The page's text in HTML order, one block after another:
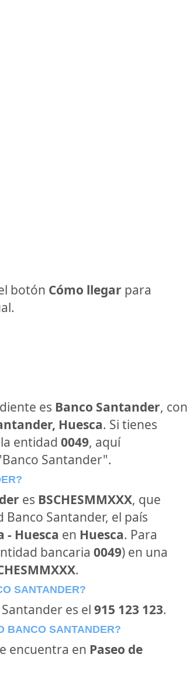
botón Cómo llegar para
es Banco Santander, con
Huesca. Si tienes
entidad 0049, aquí
Santander".
es BSCHESMMXXX, que
Santander, el país
- Huesca en Huesca. Para
bancaria 0049) en una
.
SANTANDER?
es el 915 123 123.
BANCO SANTANDER?
encuentra en Paseo de